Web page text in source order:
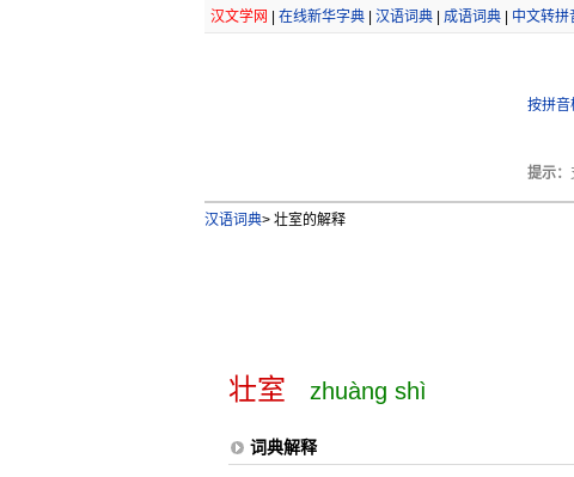
汉文学网 在线新华字典| 汉语词典| 成语词典| 中文转拼
按拼音
提示：
汉语词典>壮室的解释
壮室 zhuàng shì
词典解释